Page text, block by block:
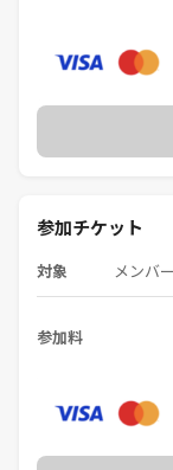
参加チケット
対象 メンバ
参加料